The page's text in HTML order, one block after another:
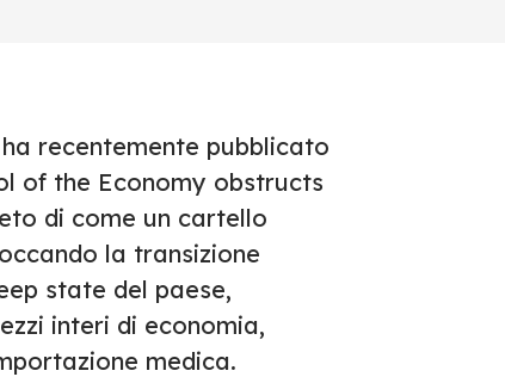
recentemente pubblicato
of the Economy obstructs
di come un cartello
la transizione
state del paese,
interi di economia,
medica.